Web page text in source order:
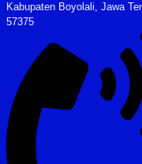
Kabupaten Boyolali, Jawa
57375